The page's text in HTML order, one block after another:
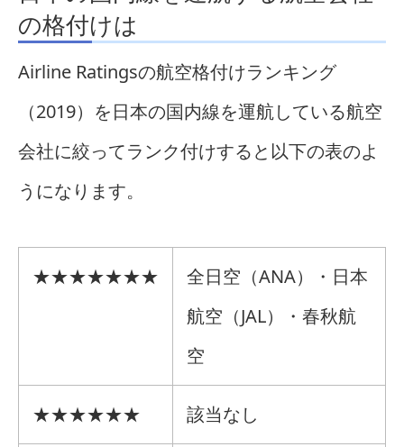
の格付けは
Airline Ratingsの航空格付けランキング
（2019）を日本の国内線を運航している航空
会社に絞ってランク付けすると以下の表のよ
うになります。
★★★★★★★
全日空（ANA）・日本
航空（JAL）・春秋航
空
★★★★★★ 該当なし